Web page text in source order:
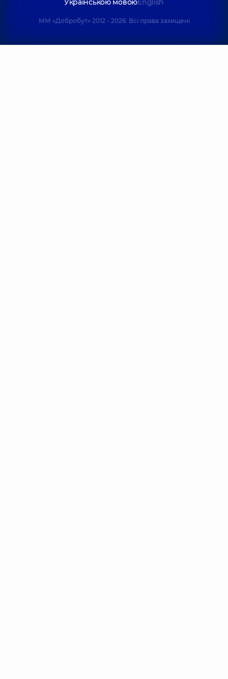
Українською мовоюEnglish
ММ «Добробут» 2012 - 2026. Всі права захищені